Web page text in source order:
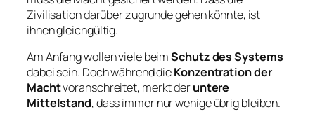
Zivilisation darüber zugrunde gehen könnte, ist
ihnen gleichgültig.
Am Anfang wollen viele beimSchutz des Systems
dabei sein. Doch während dieKonzentration der
Machtvoranschreitet, merkt deruntere
Mittelstand, dass immer nur wenige übrig bleiben.